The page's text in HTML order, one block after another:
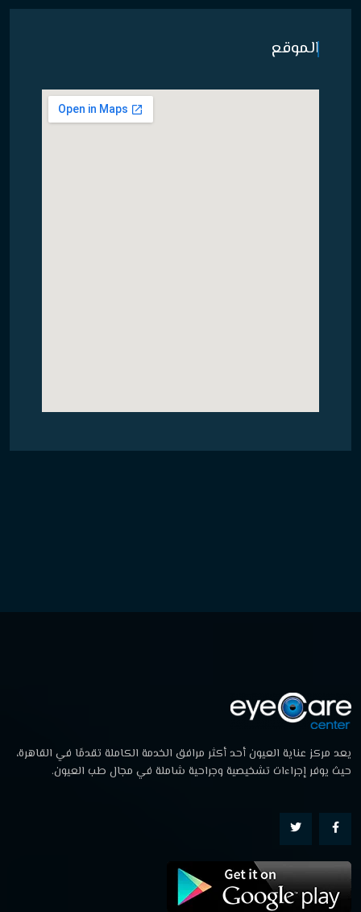
الموقع
يعد مركز عناية العيون أحد أكثر مرافق الخدمة الكاملة تقدمًا في القاهرة،
حيث يوفر إجراءات تشخيصية وجراحية شاملة في مجال طب العيون.